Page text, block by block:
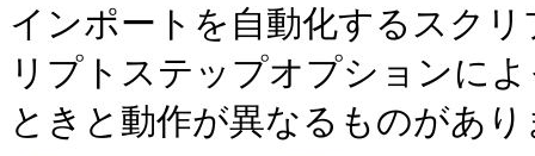
インポートを自動化するスク
リプトステップオプションに
ときと動作が異なるものがあり